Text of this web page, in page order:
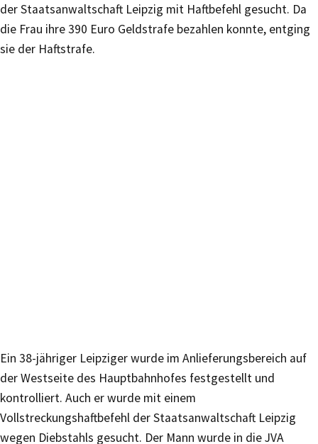
der Staatsanwaltschaft Leipzig mit Haftbefehl gesucht. Da
die Frau ihre 390 Euro Geldstrafe bezahlen konnte, entging
sie der Haftstrafe.
Ein 38-jähriger Leipziger wurde im Anlieferungsbereich auf
der Westseite des Hauptbahnhofes festgestellt und
kontrolliert. Auch er wurde mit einem
Vollstreckungshaftbefehl der Staatsanwaltschaft Leipzig
wegen Diebstahls gesucht. Der Mann wurde in die JVA